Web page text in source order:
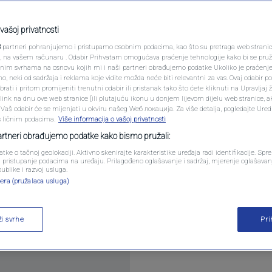
FENOMENI
NEISTRAŽENO
VIRALNO
FOTO
PROMO
Ujedinjenih nacija da podrže rezoluciju
moreuza, ali diplomate su za Reuters rekle
privatnosti
partneri pohranjujemo i pristupamo osobnim podacima, kao što su pretraga web
na vašem računaru . Odabir Prihvatam omogućava praćenje tehnologije kako bi se
svrhama na osnovu kojih mi i naši partneri obrađujemo podatke Ukoliko je praćenje
neki od sadržaja i reklama koje vidite možda neće biti relevantni za vas. Ovaj odabir
i pritom promijeniti trenutni odabir ili pristanak tako što ćete kliknuti na Upravljaj
na dnu ove web stranice [ili plutajuću ikonu u donjem lijevom dijelu web stranice,
odabir će se mijenjati u okviru našeg Wеб локација. Za više detalja, pogledajte
ličnim podacima. Više informacija o vašoj privatnosti
obrađujemo podatke kako bismo pružali:
o tačnoj geolokaciji. Aktivno skenirajte karakteristike uređaja radi identifikacije.
podacima na uređaju. Prilagođeno oglašavanje i sadržaj, mjerenje
i razvoj usluga.
(pružalaca usluga)
svrhe